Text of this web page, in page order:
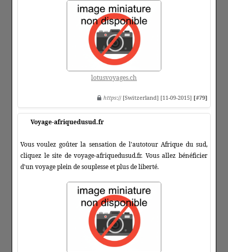
lotusvoyages.ch
https:// [Switzerland] [11-09-2015] [#79]
Voyage-afriquedusud.fr
Vous voulez goûter la sensation de l'autotour Afrique du sud,
cliquez le site de voyage-afriquedusud.fr. Vous allez bénéficier
d'un voyage plein de souplesse et plus de liberté.